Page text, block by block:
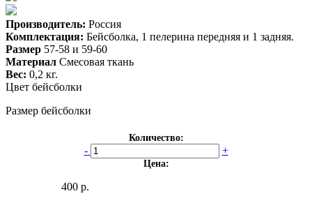
Производитель: Россия
Комплектация: Бейсболка, 1 пелерина передняя и 1 задняя.
Размер 57-58 и 59-60
Материал Смесовая ткань
Вес: 0,2 кг.
Цвет бейсболки
Размер бейсболки
Количество:
- +
Цена:
400 р.